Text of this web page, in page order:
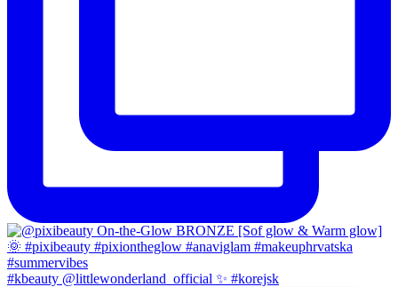
#kbeauty @littlewonderland_official ✨ #korejsk